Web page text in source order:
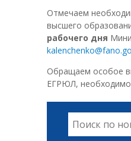
Отмечаем
высшего
рабочего дня
Обращаем особое
ЕГРЮЛ, необходимо